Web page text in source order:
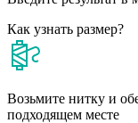
Как узнать размер?
Возьмите нитку и
подходящем месте